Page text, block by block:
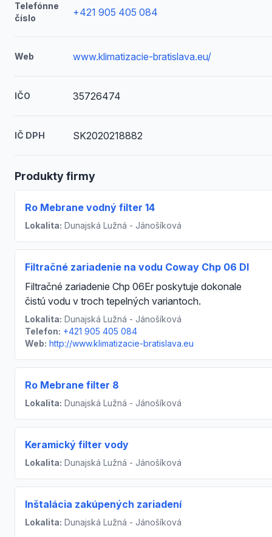
Telefónne
číslo
+421 905 405 084
Web www.klimatizacie-bratislava.eu/
IČO 35726474
IČ DPH SK2020218882
Produkty firmy
Ro Mebrane vodný filter 14
Lokalita: Dunajská Lužná - Jánošíková
Filtračné zariadenie na vodu Coway Chp 06 Dl
Filtračné zariadenie Chp 06Er poskytuje dokonale
čistú vodu v troch tepelných variantoch.
Lokalita: Dunajská Lužná - Jánošíková
Telefon: +421 905 405 084
Web: http://www.klimatizacie-bratislava.eu
Ro Mebrane filter 8
Lokalita: Dunajská Lužná - Jánošíková
Keramický filter vody
Lokalita: Dunajská Lužná - Jánošíková
Inštalácia zakúpených zariadení
Lokalita: Dunajská Lužná - Jánošíková